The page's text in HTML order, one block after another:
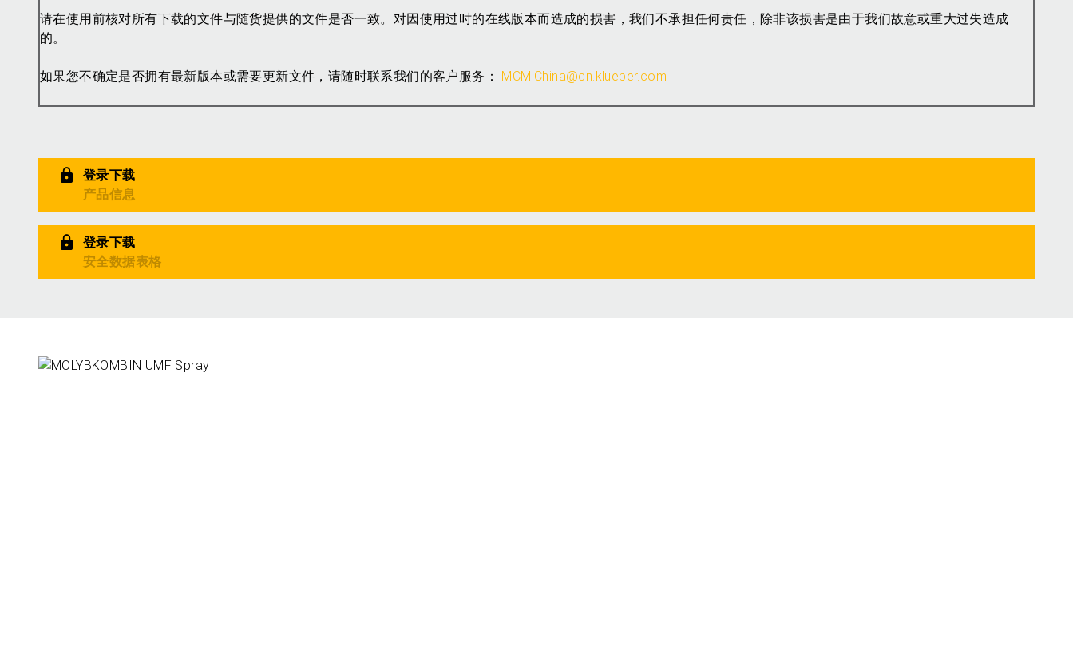
请在使用前核对所有下载的文件与随货提供的文件是否一致。对因使用过时的在线版本而造成的损害，我们不承担任何责任，除非该损害是由于我们故意或重大过失造成
的。
如果您不确定是否拥有最新版本或需要更新文件，请随时联系我们的客户服务： MCM.China@cn.klueber.com
登录下载
产品信息
登录下载
安全数据表格